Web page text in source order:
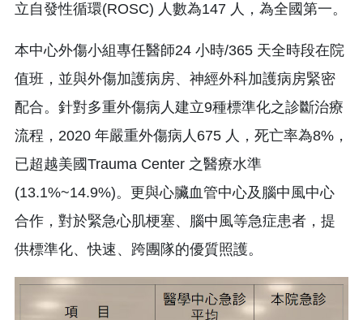
立自發性循環(ROSC) 人數為147 人，為全國第一。
本中心外傷小組專任醫師24 小時/365 天全時段在院
值班，並與外傷加護病房、神經外科加護病房緊密
配合。針對多重外傷病人建立9種標準化之診斷治療
流程，2020 年嚴重外傷病人675 人，死亡率為8%，
已超越美國Trauma Center 之醫療水準
(13.1%~14.9%)。更與心臟血管中心及腦中風中心
合作，對於緊急心肌梗塞、腦中風等急症患者，提
供標準化、快速、跨團隊的優質照護。